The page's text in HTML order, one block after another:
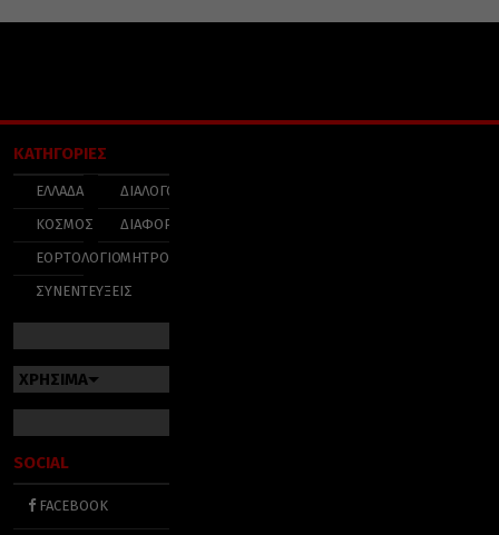
ΚΑΤΗΓΟΡΙΕΣ
ΕΛΛΑΔΑ
ΚΟΣΜΟΣ
ΕΟΡΤΟΛΟΓΙΟ
ΣΥΝΕΝΤΕΥΞΕΙΣ
ΔΙΑΛΟΓΟΣ
ΔΙΑΦΟΡΑ
ΜΗΤΡΟΠΟΛΕΙΣ
ΧΡΗΣΙΜΑ
SOCIAL
FACEBOOK